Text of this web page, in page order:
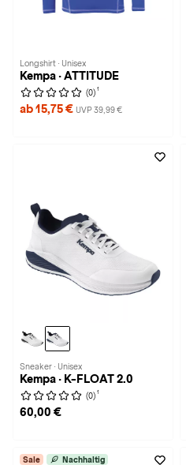
Longshirt · Unisex
Kempa · ATTITUDE
(0) 1
ab 15,75 € UVP 39,99 €
Sneaker · Unisex
Kempa · K-FLOAT 2.0
(0) 1
60,00 €
Sale Nachhaltig